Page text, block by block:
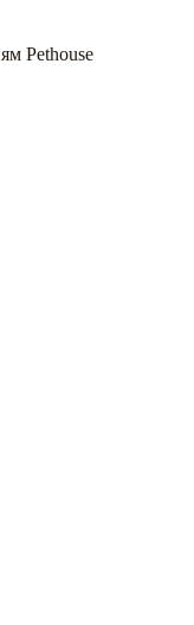
Pethouse